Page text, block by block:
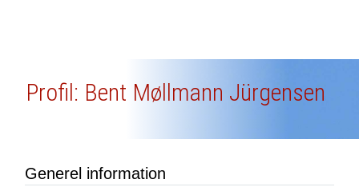
Profil: Bent Møllmann Jürgensen
Generel information